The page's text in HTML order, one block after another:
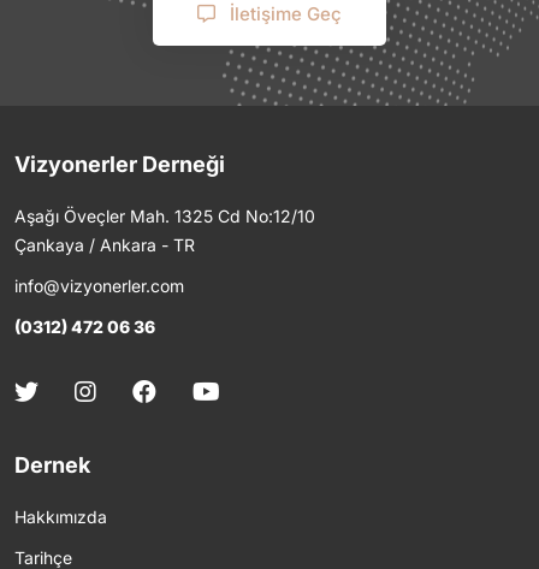
İletişime Geç
Vizyonerler Derneği
Aşağı Öveçler Mah. 1325 Cd No:12/10
Çankaya / Ankara - TR
info@vizyonerler.com
(0312) 472 06 36
Dernek
Hakkımızda
Tarihçe